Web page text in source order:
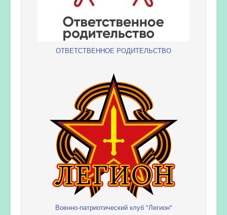
ОТВЕТСТВЕННОЕ РОДИТЕЛЬСТВО
Военно-патриотический клуб "Легион"